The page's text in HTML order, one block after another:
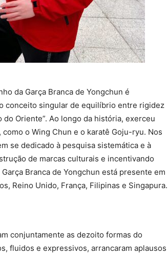
da Garça Branca de Yongchun é
conceito singular de equilíbrio entre rigidez
Oriente”. Ao longo da história, exerceu
o Wing Chun e o karatê Goju-ryu. Nos
se dedicado à pesquisa sistemática e à
de marcas culturais e incentivando
Branca de Yongchun está presente em
Reino Unido, França, Filipinas e Singapura.
conjuntamente as dezoito formas do
fluidos e expressivos, arrancaram aplausos